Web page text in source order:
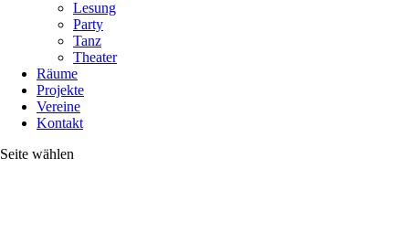
Lesung
Party
Tanz
Theater
Räume
Projekte
Vereine
Kontakt
Seite wählen